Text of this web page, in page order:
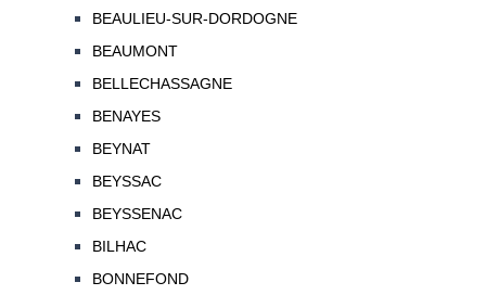
BEAULIEU-SUR-DORDOGNE
BEAUMONT
BELLECHASSAGNE
BENAYES
BEYNAT
BEYSSAC
BEYSSENAC
BILHAC
BONNEFOND